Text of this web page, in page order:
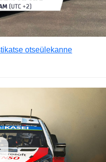
otseülekanne